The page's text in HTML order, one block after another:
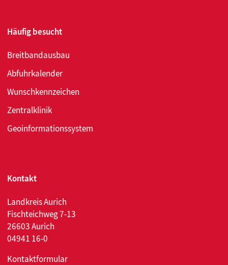
Häufig besucht
Breitbandausbau
Abfuhrkalender
Wunschkennzeichen
Zentralklinik
Geoinformationssystem
Kontakt
Landkreis Aurich
Fischteichweg 7-13
26603 Aurich
04941 16-0
Kontaktformular